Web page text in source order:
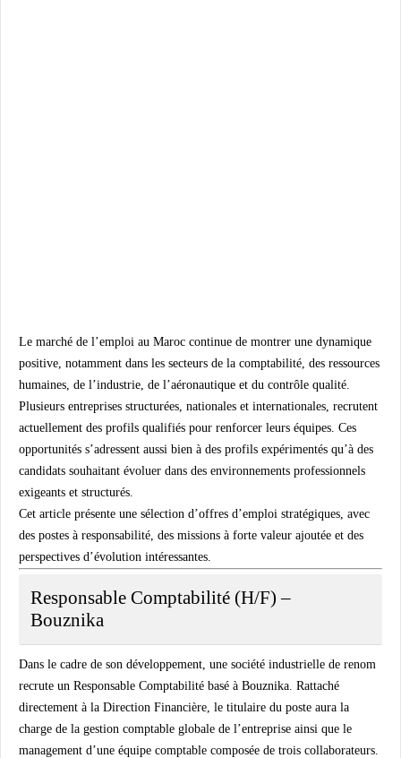
Le marché de l’emploi au Maroc continue de montrer une dynamique
positive, notamment dans les secteurs de la comptabilité, des ressources
humaines, de l’industrie, de l’aéronautique et du contrôle qualité.
Plusieurs entreprises structurées, nationales et internationales, recrutent
actuellement des profils qualifiés pour renforcer leurs équipes. Ces
opportunités s’adressent aussi bien à des profils expérimentés qu’à des
candidats souhaitant évoluer dans des environnements professionnels
exigeants et structurés.
Cet article présente une sélection d’offres d’emploi stratégiques, avec
des postes à responsabilité, des missions à forte valeur ajoutée et des
perspectives d’évolution intéressantes.
Responsable Comptabilité (H/F) –
Bouznika
Dans le cadre de son développement, une société industrielle de renom
recrute un Responsable Comptabilité basé à Bouznika. Rattaché
directement à la Direction Financière, le titulaire du poste aura la
charge de la gestion comptable globale de l’entreprise ainsi que le
management d’une équipe comptable composée de trois collaborateurs.